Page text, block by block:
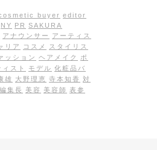
buyer editor
NY PR SAKURA
アナウンサー
アーティス
リア コスメ
スタイリス
ッション ヘアメイク
ポ
スト モデル 化粧品バ
雄 大野理恵 寺本知香
対
編集長 美容 美容師 表参